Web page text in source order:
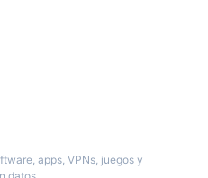
apps, VPNs, juegos y